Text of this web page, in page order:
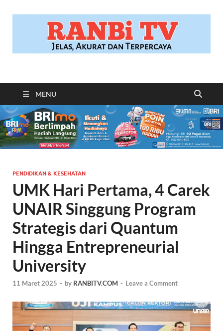
RANBITV.COM
MENU
PENDIDIKAN & KESEHATAN
UMK Hari Pertama, 4 Carek
UNAIR Singgung Program
Strategis dari Quantum
Hingga Entrepreneurial
University
11 Maret 2025 - by RANBITV.COM - Leave a Comment